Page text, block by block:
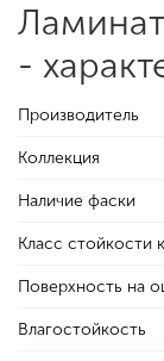
-
Производитель
Коллекция
Наличие фаски
Класс стойкости
Поверхность на
Влагостойкость